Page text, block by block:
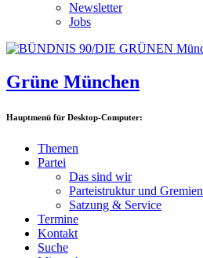
Newsletter
Jobs
Grüne München
Hauptmenü für Desktop-Computer:
Themen
Partei
Das sind wir
Parteistruktur und Gremien
Satzung & Service
Termine
Kontakt
Suche